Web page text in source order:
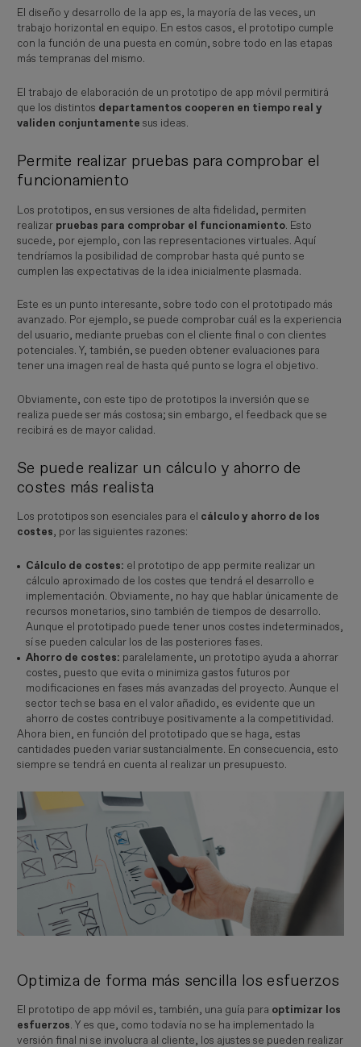
El diseño y desarrollo de la app es, la mayoría de las veces, un
trabajo horizontal en equipo. En estos casos, el prototipo cumple
con la función de una puesta en común, sobre todo en las etapas
más tempranas del mismo.
El trabajo de elaboración de un prototipo de app móvil permitirá
que los distintos departamentos cooperen en tiempo real y
validen conjuntamente sus ideas.
Permite realizar pruebas para comprobar el
funcionamiento
Los prototipos, en sus versiones de alta fidelidad, permiten
realizar pruebas para comprobar el funcionamiento. Esto
sucede, por ejemplo, con las representaciones virtuales. Aquí
tendríamos la posibilidad de comprobar hasta qué punto se
cumplen las expectativas de la idea inicialmente plasmada.
Este es un punto interesante, sobre todo con el prototipado más
avanzado. Por ejemplo, se puede comprobar cuál es la experiencia
del usuario, mediante pruebas con el cliente final o con clientes
potenciales. Y, también, se pueden obtener evaluaciones para
tener una imagen real de hasta qué punto se logra el objetivo.
Obviamente, con este tipo de prototipos la inversión que se
realiza puede ser más costosa; sin embargo, el feedback que se
recibirá es de mayor calidad.
Se puede realizar un cálculo y ahorro de
costes más realista
Los prototipos son esenciales para el cálculo y ahorro de los
costes, por las siguientes razones:
Cálculo de costes: el prototipo de app permite realizar un
cálculo aproximado de los costes que tendrá el desarrollo e
implementación. Obviamente, no hay que hablar únicamente de
recursos monetarios, sino también de tiempos de desarrollo.
Aunque el prototipado puede tener unos costes indeterminados,
sí se pueden calcular los de las posteriores fases.
Ahorro de costes: paralelamente, un prototipo ayuda a ahorrar
costes, puesto que evita o minimiza gastos futuros por
modificaciones en fases más avanzadas del proyecto. Aunque el
sector tech se basa en el valor añadido, es evidente que un
ahorro de costes contribuye positivamente a la competitividad.
Ahora bien, en función del prototipado que se haga, estas
cantidades pueden variar sustancialmente. En consecuencia, esto
siempre se tendrá en cuenta al realizar un presupuesto.
Imagen
Optimiza de forma más sencilla los esfuerzos
El prototipo de app móvil es, también, una guía para optimizar los
esfuerzos. Y es que, como todavía no se ha implementado la
versión final ni se involucra al cliente, los ajustes se pueden realizar